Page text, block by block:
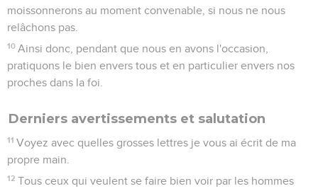
moissonnerons au moment convenable, si nous ne nous
relâchons pas.
10 Ainsi donc, pendant que nous en avons l'occasion,
pratiquons le bien envers tous et en particulier envers nos
proches dans la foi.
Derniers avertissements et salutation
11 Voyez avec quelles grosses lettres je vous ai écrit de ma
propre main.
12 Tous ceux qui veulent se faire bien voir par les hommes